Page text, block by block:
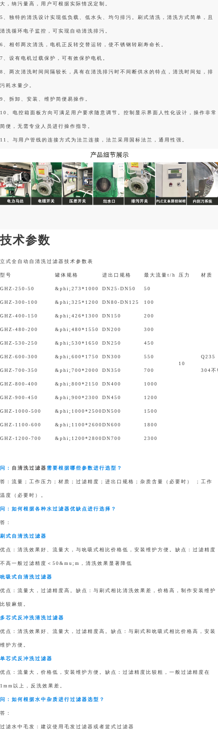
大，纳污量高，用户可根据实际情况定制。
5、独特的清洗设计实现低负载、低水头、均匀排污。刷式清洗，清洗方式简单，且
清洗循环电子监控，可实现自动清洗排污。
6、相邻两次清洗，电机正反转交替运转，使不锈钢转刷寿命长。
7、设有电机过载保护，可有效保护电机。
8、两次清洗时间间隔较长，具有在清洗排污时不间断供水的特点，清洗时间短，排
污耗水量少。
9、拆卸、安装、维护简便易操作。
10、电控箱面板方向可满足用户要求随意调节。控制显示界面人性化设计，操作非常
简便，无需专业人员进行操作指导。
11、与用户管线的连接方式为法兰连接，法兰采用国标法兰，通用性强。
技术参数
立式全自动自清洗过滤器技术参数表
型号 罐体规格 进出口规格 最大流量t/h 压力 材质
GHZ-250-50 &phi;273*1000 DN25-DN50 50
10
Q235
304不
GHZ-300-100 &phi;325*1200 DN80-DN125 100
GHZ-400-150 &phi;426*1300 DN150 200
GHZ-480-200 &phi;480*1550 DN200 300
GHZ-530-250 &phi;530*1650 DN250 450
GHZ-600-300 &phi;600*1750 DN300 550
GHZ-700-350 &phi;700*2000 DN350 700
GHZ-800-400 &phi;800*2150 DN400 1000
GHZ-900-450 &phi;900*2300 DN450 1200
GHZ-1000-500 &phi;1000*2500DN500 1500
GHZ-1100-600 &phi;1100*2600DN600 1800
GHZ-1200-700 &phi;1200*2800DN700 2300
问： 自清洗过滤器需要根据哪些参数进行选型？
答：流量；工作压力；材质；过滤精度；进出口规格；杂质含量（必要时） ；工作
温度（必要时）。
问：如何根据各种水过滤器优缺点进行选择？
答：
刷式自清洗过滤器
优点：清洗效果好、流量大，与吮吸式相比价格低，安装维护方便。缺点：过滤精度
不高一般过滤精度＜50&mu;m，清洗效果显著降低
吮吸式自清洗过滤器
优点：流量大，过滤精度高。缺点：与刷式相比清洗效果差，价格高，制作安装维护
比较麻烦。
多芯式反冲洗清洗过滤器
优点：清洗效果好、流量大，过滤精度高。缺点：与刷式和吮吸式相比价格高，安装
维护方便。
单芯式反冲洗过滤器
优点：流量大，价格低，安装维护方便。缺点：过滤精度比较粗，一般过滤精度在
1mm以上，反洗效果差。
问：如何根据水中杂质进行过滤器选型？
答：
过滤水中毛发：建议使用毛发过滤器或者篮式过滤器